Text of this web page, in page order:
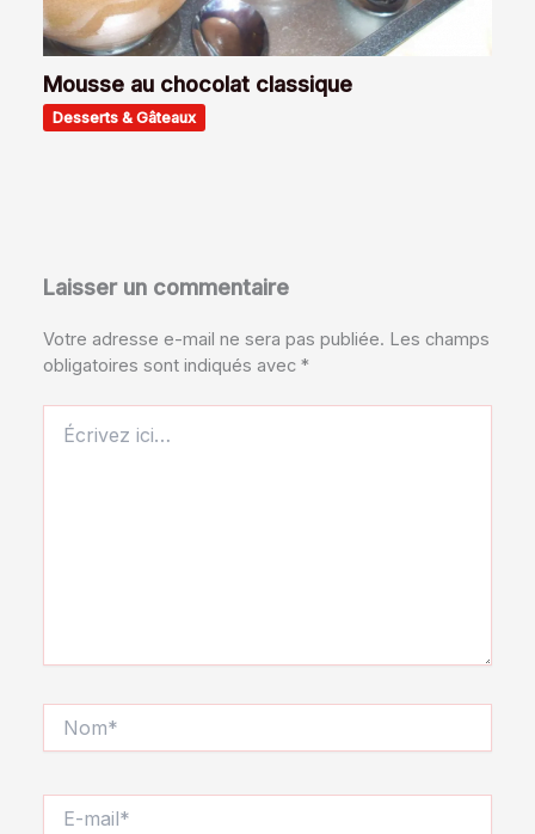
Mousse au chocolat classique
Desserts & Gâteaux
Laisser un commentaire
Votre adresse e-mail ne sera pas publiée. Les champs
obligatoires sont indiqués avec*
ici…
mail*